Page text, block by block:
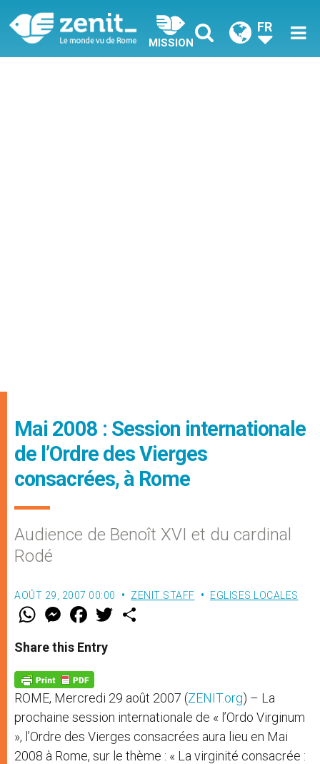
MISSION
FR
Mai 2008 : Session internationale
de l’Ordre des Vierges
consacrées, à Rome
Audience de Benoît XVI et du cardinal
Rodé
AOÛT 29, 2007 00:00 ZENIT STAFF EGLISES LOCALES
W
t
s
p
p
M
e
s
e
g
e
r
F
a
e
b
o
k
w
Share this Entry
ROME, Mercredi 29 août 2007 (ZENIT.org) – La
prochaine session internationale de « l’Ordo Virginum
», l’Ordre des Vierges consacrées aura lieu en Mai
2008 à Rome, sur le thème : « La virginité consacrée :